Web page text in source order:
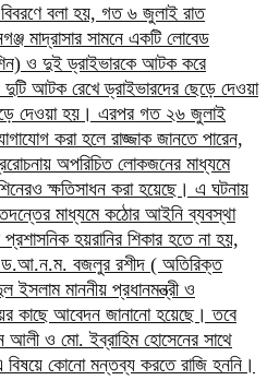
বিবরণে বলা হয়, গত ৬ জুলাই রাত
মাদ্রাসার সামনে একটি লোবেড
ও দুই ড্রাইভারকে আটক করে
আটক রেখে ড্রাইভারদের ছেড়ে দেওয়া
দেওয়া হয়। এরপর গত ২৬ জুলাই
করা হলে রাজ্জাক জানতে পারেন,
অপরিচিত লোকজনের মাধ্যমে
ক্ষতিসাধন করা হয়েছে।​ এ ঘটনায়
মাধ্যমে কঠোর আইনি ব্যবস্থা
হয়রানির শিকার হতে না হয়,
ড.আ.ন.ম. বজলুর রশীদ ( অতিরিক্ত
মাননীয় প্রধানমন্ত্রী ও
কাছে আবেদন জানানো হয়েছে।​ তবে
আলী ও মো. ইব্রাহিম হোসেনের সাথে
বিষয়ে কোনো মন্তব্য করতে রাজি হননি।